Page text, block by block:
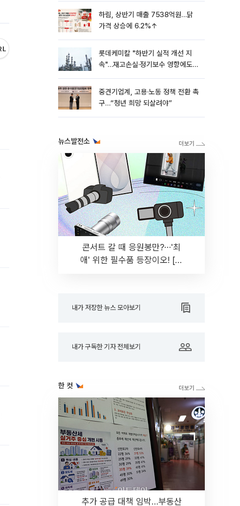
하림, 상반기 매출 7538억원…닭
가격 상승에 6.2%↑
롯데케미칼 "하반기 실적 개선 지
속"…재고손실·정기보수 영향에도
중견기업계, 고용·노동 정책 전환 촉
구…“청년 희망 되살려야”
뉴스발전소
콘서트 갈 때 응원봉만?⋯'최
애' 위한 필수품 등장이오! [솔
내가 저장한 뉴스 모아보기
내가 구독한 기자 전체보기
한 컷
추가 공급 대책 임박…부동산